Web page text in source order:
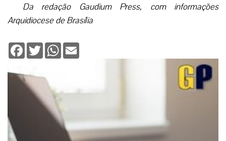
Da redação Gaudium Press, com informações
Arquidiocese de Brasília
Facebook
TwitterWhatsApp